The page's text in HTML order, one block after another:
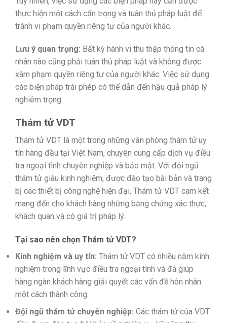
thực hiện một cách cẩn trọng và tuân thủ pháp luật để
tránh vi phạm quyền riêng tư của người khác.
Lưu ý quan trọng: Bất kỳ hành vi thu thập thông tin cá
nhân nào cũng phải tuân thủ pháp luật và không được
xâm phạm quyền riêng tư của người khác. Việc sử dụng
các biện pháp trái phép có thể dẫn đến hậu quả pháp lý
nghiêm trọng.
Thám tử VDT
Thám tử VDT là một trong những văn phòng thám tử uy
tín hàng đầu tại Việt Nam, chuyên cung cấp dịch vụ điều
tra ngoại tình chuyên nghiệp và bảo mật. Với đội ngũ
thám tử giàu kinh nghiệm, được đào tạo bài bản và trang
bị các thiết bị công nghệ hiện đại, Thám tử VDT cam kết
mang đến cho khách hàng những bằng chứng xác thực,
khách quan và có giá trị pháp lý.
Tại sao nên chọn Thám tử VDT?
Kinh nghiệm và uy tín: Thám tử VDT có nhiều năm kinh
nghiệm trong lĩnh vực điều tra ngoại tình và đã giúp
hàng ngàn khách hàng giải quyết các vấn đề hôn nhân
một cách thành công.
Đội ngũ thám tử chuyên nghiệp: Các thám tử của VDT